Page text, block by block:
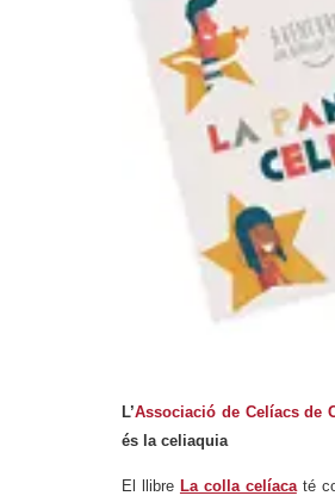
L’Associació de Celíacs de
és la celiaquia
El llibre La colla celíacaté